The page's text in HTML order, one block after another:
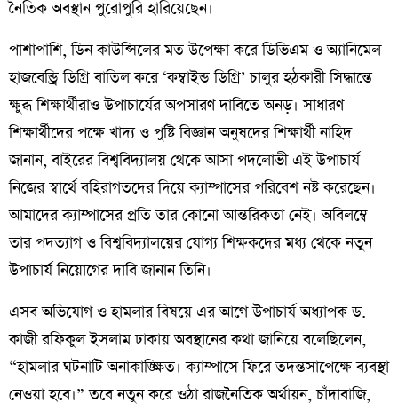
নৈতিক অবস্থান পুরোপুরি হারিয়েছেন।
​পাশাপাশি, ডিন কাউন্সিলের মত উপেক্ষা করে ডিভিএম ও অ্যানিমেল
হাজবেন্ড্রি ডিগ্রি বাতিল করে ‘কম্বাইন্ড ডিগ্রি’ চালুর হঠকারী সিদ্ধান্তে
ক্ষুব্ধ শিক্ষার্থীরাও উপাচার্যের অপসারণ দাবিতে অনড়। সাধারণ
শিক্ষার্থীদের পক্ষে খাদ্য ও পুষ্টি বিজ্ঞান অনুষদের শিক্ষার্থী নাহিদ
জানান, বাইরের বিশ্ববিদ্যালয় থেকে আসা পদলোভী এই উপাচার্য
নিজের স্বার্থে বহিরাগতদের দিয়ে ক্যাম্পাসের পরিবেশ নষ্ট করেছেন।
আমাদের ক্যাম্পাসের প্রতি তার কোনো আন্তরিকতা নেই। অবিলম্বে
তার পদত্যাগ ও বিশ্ববিদ্যালয়ের যোগ্য শিক্ষকদের মধ্য থেকে নতুন
উপাচার্য নিয়োগের দাবি জানান তিনি।
​এসব অভিযোগ ও হামলার বিষয়ে এর আগে উপাচার্য অধ্যাপক ড.
কাজী রফিকুল ইসলাম ঢাকায় অবস্থানের কথা জানিয়ে বলেছিলেন,
“হামলার ঘটনাটি অনাকাঙ্ক্ষিত। ক্যাম্পাসে ফিরে তদন্তসাপেক্ষে ব্যবস্থা
নেওয়া হবে।” তবে নতুন করে ওঠা রাজনৈতিক অর্থায়ন, চাঁদাবাজি,